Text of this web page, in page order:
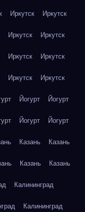
Иркутск Иркутск
Иркутск Иркутск
Иркутск Иркутск
Иркутск Иркутск
Йогурт Йогурт
Йогурт Йогурт
Казань Казань
Казань Казань
Калининград
Калининград